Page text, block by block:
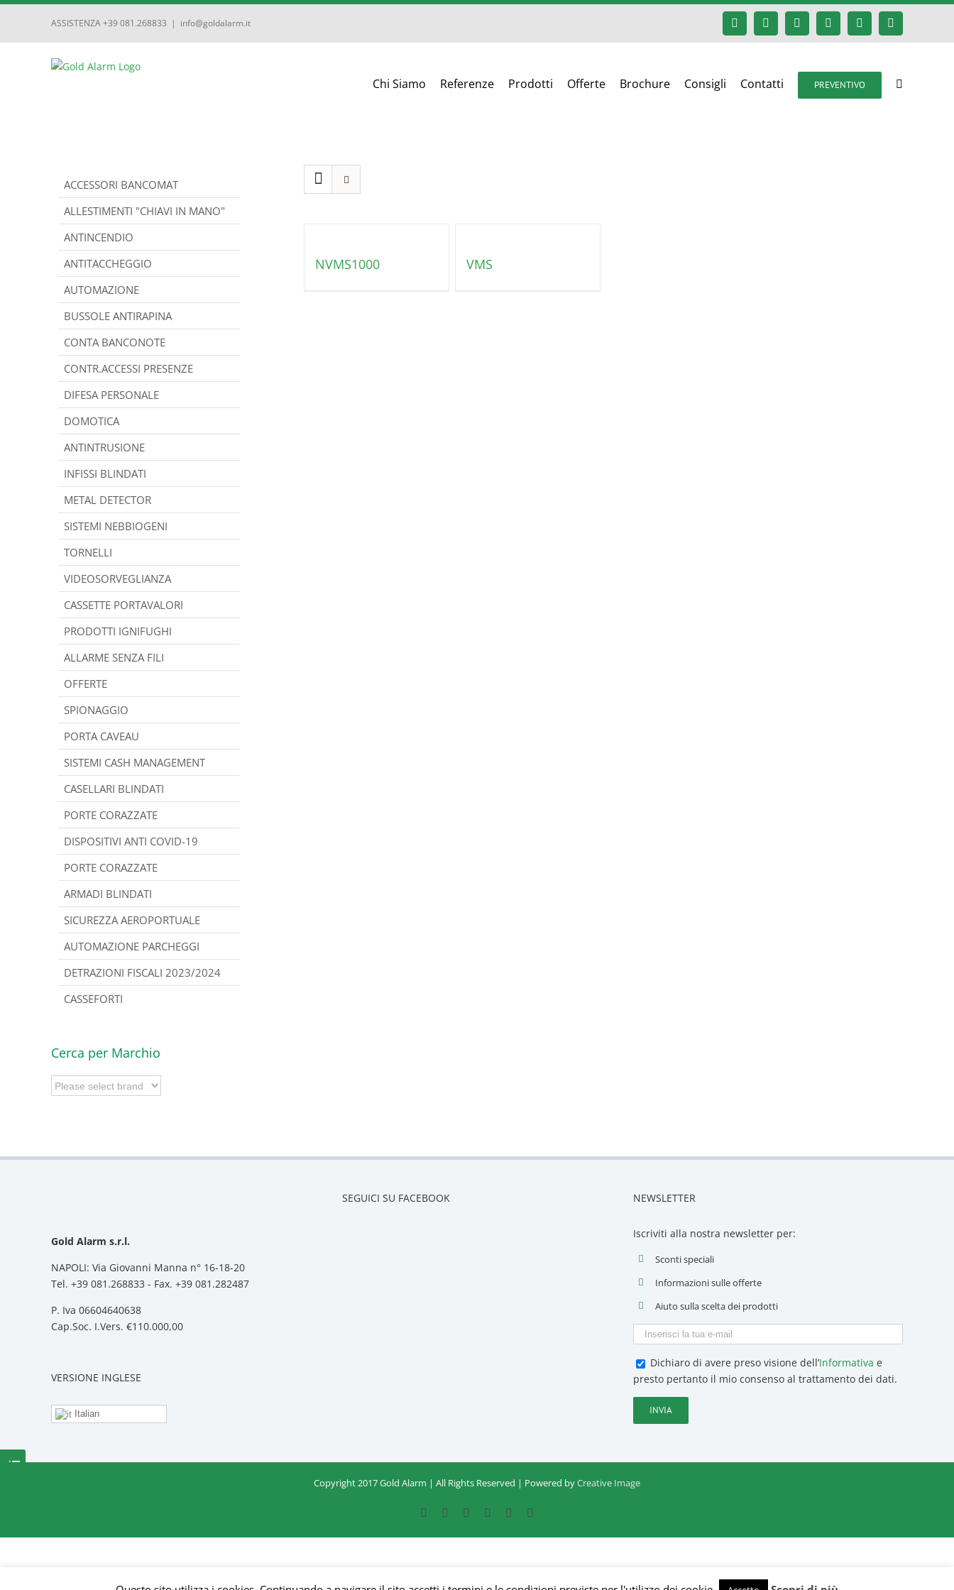
ASSISTENZA +39 081.268833 | info@goldalarm.it FacebookGoogle+ InstagramTwitter YouTube
Chi Siamo Referenze Prodotti Offerte Brochure Consigli Contatti PREVENTIVO
NVMS1000 VMS
ACCESSORI BANCOMAT
ALLESTIMENTI "CHIAVI IN MANO"
ANTINCENDIO
ANTITACCHEGGIO
AUTOMAZIONE
BUSSOLE ANTIRAPINA
CONTA BANCONOTE
CONTR.ACCESSI PRESENZE
DIFESA PERSONALE
DOMOTICA
ANTINTRUSIONE
INFISSI BLINDATI
METAL DETECTOR
SISTEMI NEBBIOGENI
TORNELLI
VIDEOSORVEGLIANZA
CASSETTE PORTAVALORI
PRODOTTI IGNIFUGHI
ALLARME SENZA FILI
OFFERTE
SPIONAGGIO
PORTA CAVEAU
SISTEMI CASH MANAGEMENT
CASELLARI BLINDATI
PORTE CORAZZATE
DISPOSITIVI ANTI COVID-19
PORTE CORAZZATE
ARMADI BLINDATI
SICUREZZA AEROPORTUALE
AUTOMAZIONE PARCHEGGI
DETRAZIONI FISCALI 2023/2024
CASSEFORTI
Cerca per Marchio
Gold Alarm s.r.l.
NAPOLI: Via Giovanni Manna n° 16-18-20
Tel. +39 081.268833 - Fax. +39 081.282487
P. Iva 06604640638
Cap.Soc. I.Vers. €110.000,00
VERSIONE INGLESE
Italian
SEGUICI SU FACEBOOK NEWSLETTER
Iscriviti alla nostra newsletter per:
Sconti speciali
Informazioni sulle offerte
Aiuto sulla scelta dei prodotti
Dichiaro di avere preso visione dell’Informativa e
presto pertanto il mio consenso al trattamento dei dati.
Copyright 2017 Gold Alarm | All Rights Reserved | Powered byCreative Image
FacebookGoogle+Instagram
TwitterYouTube